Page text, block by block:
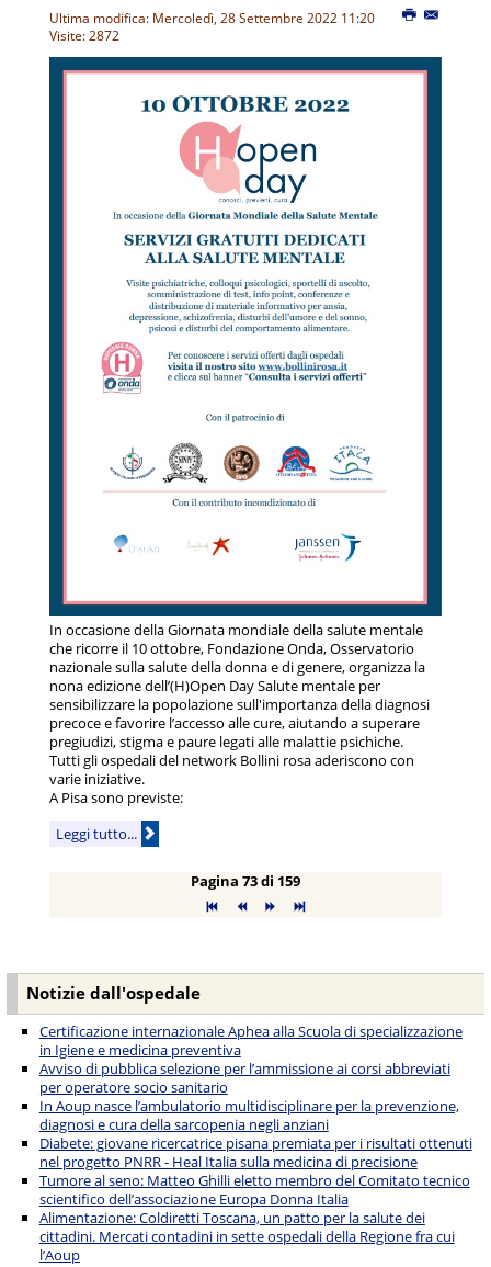
Ultima modifica: Mercoledì, 28 Settembre 2022 11:20
Visite: 2872
In occasione della Giornata mondiale della salute mentale
che ricorre il 10 ottobre, Fondazione Onda, Osservatorio
nazionale sulla salute della donna e di genere, organizza la
nona edizione dell’(H)Open Day Salute mentale per
sensibilizzare la popolazione sull'importanza della diagnosi
precoce e favorire l’accesso alle cure, aiutando a superare
pregiudizi, stigma e paure legati alle malattie psichiche.
Tutti gli ospedali del network Bollini rosa aderiscono con
varie iniziative.
A Pisa sono previste:
Leggi tutto...
Pagina 73 di 159
Notizie dall'ospedale
Certificazione internazionale Aphea alla Scuola di specializzazione
in Igiene e medicina preventiva
Avviso di pubblica selezione per l’ammissione ai corsi abbreviati
per operatore socio sanitario
In Aoup nasce l’ambulatorio multidisciplinare per la prevenzione,
diagnosi e cura della sarcopenia negli anziani
Diabete: giovane ricercatrice pisana premiata per i risultati ottenuti
nel progetto PNRR - Heal Italia sulla medicina di precisione
Tumore al seno: Matteo Ghilli eletto membro del Comitato tecnico
scientifico dell’associazione Europa Donna Italia
Alimentazione: Coldiretti Toscana, un patto per la salute dei
cittadini. Mercati contadini in sette ospedali della Regione fra cui
l’Aoup